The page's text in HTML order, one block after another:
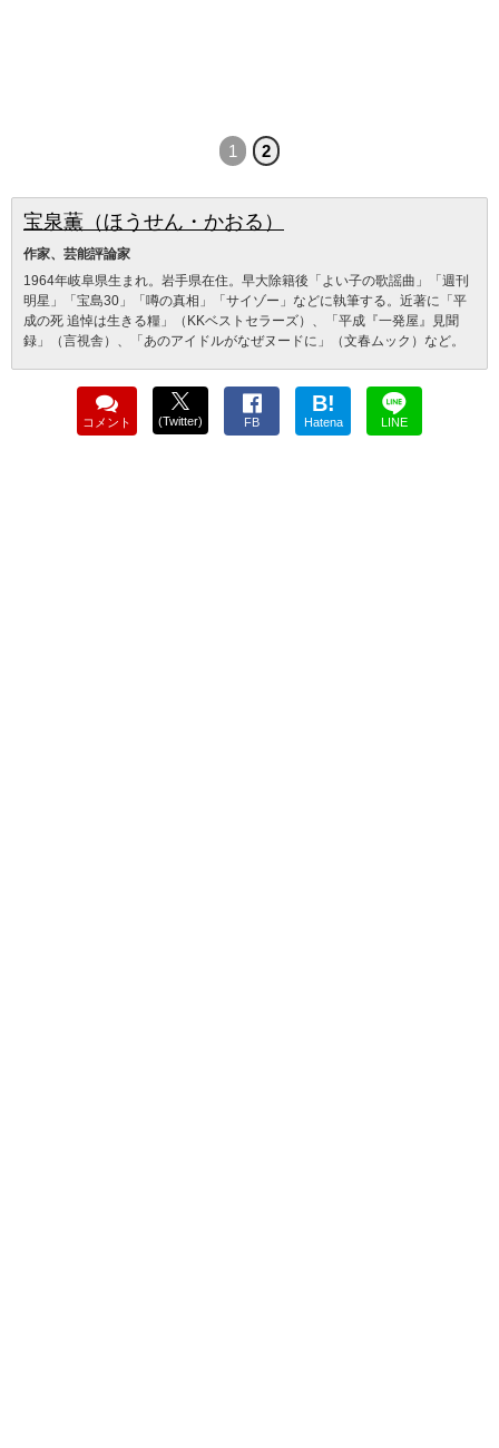
1 2
宝泉薫（ほうせん・かおる）
作家、芸能評論家
1964年岐阜県生まれ。岩手県在住。早大除籍後「よい子の歌謡曲」「週刊
明星」「宝島30」「噂の真相」「サイゾー」などに執筆する。近著に「平
成の死 追悼は生きる糧」（KKベストセラーズ）、「平成『一発屋』見聞
録」（言視舎）、「あのアイドルがなぜヌードに」（文春ムック）など。
コメント (Twitter) FB
B!
Hatena LINE